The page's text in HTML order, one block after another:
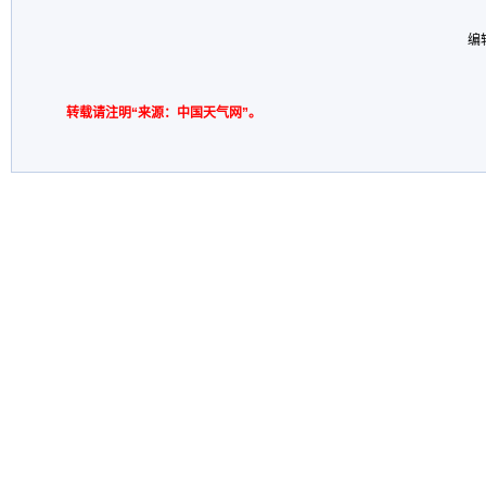
编
转载请注明“来源：中国天气网”。